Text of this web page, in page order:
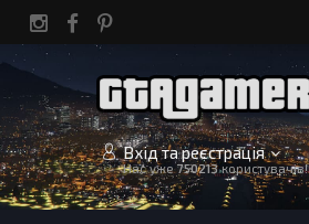
Вхід та реєстрація
Нас уже750213користувачів!